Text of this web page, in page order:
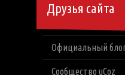
Друзья сайта
Официальный
Сообщество uCoz